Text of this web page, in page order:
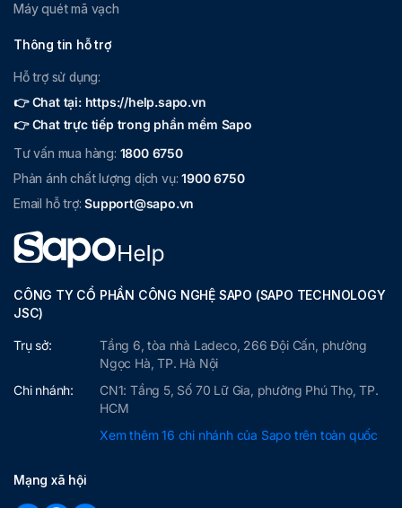
Máy quét mã vạch
Thông tin hỗ trợ
Hỗ trợ sử dụng:
👉 Chat tại: https://help.sapo.vn
👉 Chat trực tiếp trong phần mềm Sapo
Tư vấn mua hàng: 1800 6750
Phản ánh chất lượng dịch vụ:1900 6750
Email hỗ trợ:Support@sapo.vn
CÔNG TY CỔ PHẦN CÔNG NGHỆ SAPO (SAPO TECHNOLOGY
JSC)
Trụ sở:
Tầng 6, tòa nhà Ladeco, 266 Đội Cấn, phường
Ngọc Hà, TP. Hà Nội
Chi nhánh:
CN1: Tầng 5, Số 70 Lữ Gia, phường Phú Thọ, TP.
HCM
Xem thêm 16 chi nhánh của Sapo trên toàn quốc
Mạng xã hội